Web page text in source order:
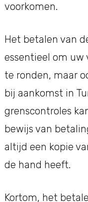
voorkomen.
Het betalen van
essentieel om uw
te ronden, maar
bij aankomst in
grenscontroles
bewijs van
altijd een kopie
de hand heeft.
Kortom, het